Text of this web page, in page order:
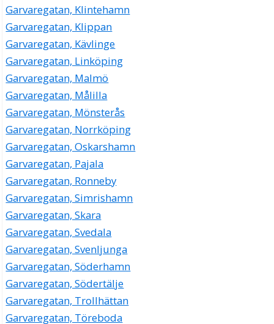
Garvaregatan, Klintehamn
Garvaregatan, Klippan
Garvaregatan, Kävlinge
Garvaregatan, Linköping
Garvaregatan, Malmö
Garvaregatan, Målilla
Garvaregatan, Mönsterås
Garvaregatan, Norrköping
Garvaregatan, Oskarshamn
Garvaregatan, Pajala
Garvaregatan, Ronneby
Garvaregatan, Simrishamn
Garvaregatan, Skara
Garvaregatan, Svedala
Garvaregatan, Svenljunga
Garvaregatan, Söderhamn
Garvaregatan, Södertälje
Garvaregatan, Trollhättan
Garvaregatan, Töreboda